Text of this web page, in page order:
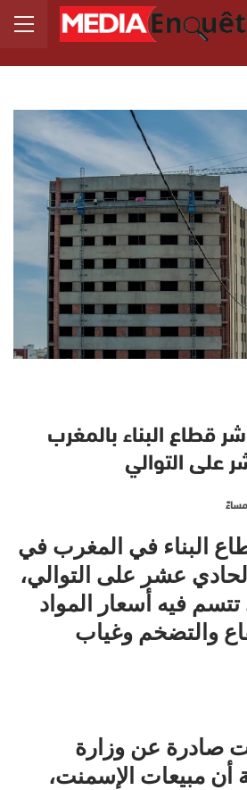
قطاع البناء بالمغرب
على التوالي
البناء في المغرب في
عشر على التوالي،
فيه أسعار المواد
والتضخم وغياب
صادرة عن وزارة
أن مبيعات الإسمنت،